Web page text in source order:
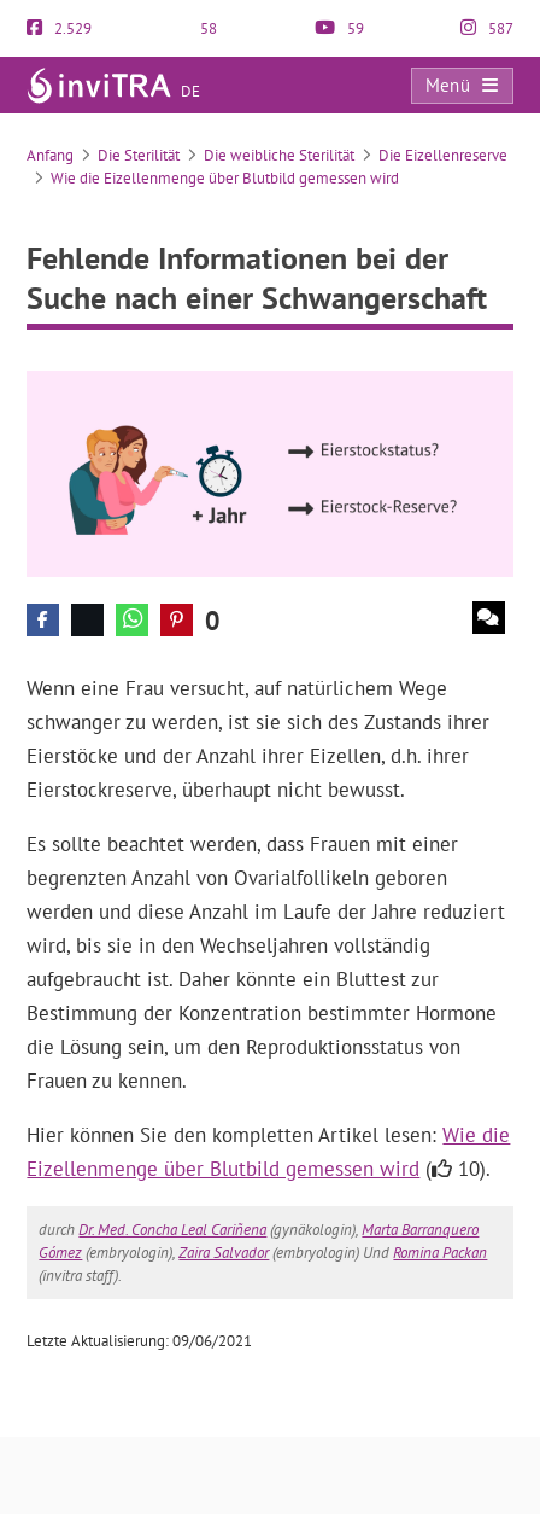
2.529 58 59 587
DE
Menü
Fehlende Informationen bei der Suche nach einer Schwangerschaft
Anfang Die Sterilität Die weibliche Sterilität
Die Eizellenreserve
Wie die Eizellenmenge über Blutbild gemessen wird
Fehlende Informationen bei der
Suche nach einer Schwangerschaft
0
Wenn eine Frau versucht, auf natürlichem Wege
schwanger zu werden, ist sie sich des Zustands ihrer
Eierstöcke und der Anzahl ihrer Eizellen, d.h. ihrer
Eierstockreserve, überhaupt nicht bewusst.
Es sollte beachtet werden, dass Frauen mit einer
begrenzten Anzahl von Ovarialfollikeln geboren
werden und diese Anzahl im Laufe der Jahre reduziert
wird, bis sie in den Wechseljahren vollständig
aufgebraucht ist. Daher könnte ein Bluttest zur
Bestimmung der Konzentration bestimmter Hormone
die Lösung sein, um den Reproduktionsstatus von
Frauen zu kennen.
Hier können Sie den kompletten Artikel lesen:Wie die
Eizellenmenge über Blutbild gemessen wird ( 10).
durchDr. Med. Concha Leal Cariñena(gynäkologin),Marta Barranquero
Gómez(embryologin),Zaira Salvador(embryologin) UndRomina Packan
(invitra staff).
Letzte Aktualisierung: 09/06/2021